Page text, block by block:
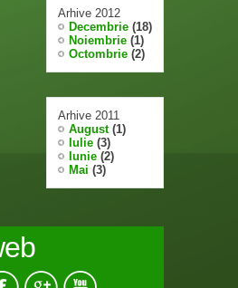
Arhive 2012
Decembrie (18)
Noiembrie (1)
Octombrie (2)
Arhive 2011
August(1)
Iulie (3)
Iunie (2)
Mai (3)